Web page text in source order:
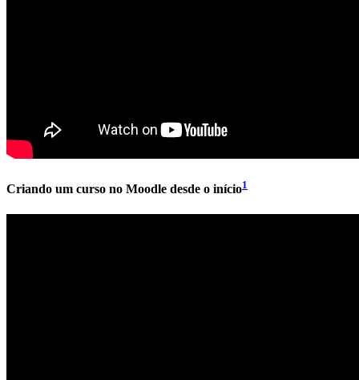
Criando um curso no Moodle desde o início1